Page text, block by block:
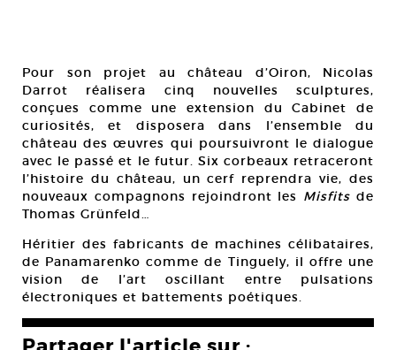
Pour son projet au château d’Oiron, Nicolas
Darrot réalisera cinq nouvelles sculptures,
conçues comme une extension du Cabinet de
curiosités, et disposera dans l’ensemble du
château des œuvres qui poursuivront le dialogue
avec le passé et le futur. Six corbeaux retraceront
l’histoire du château, un cerf reprendra vie, des
nouveaux compagnons rejoindront les Misfits de
Thomas Grünfeld…
Héritier des fabricants de machines célibataires,
de Panamarenko comme de Tinguely, il offre une
vision de l’art oscillant entre pulsations
électroniques et battements poétiques.